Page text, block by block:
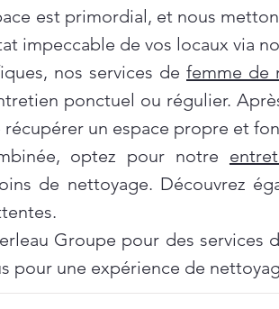
est primordial, et nous
impeccable de vos locaux via
nos services de femme de
ponctuel ou régulier.
un espace propre et
optez pour notre
de nettoyage. Découvrez
Groupe pour des
pour une expérience de